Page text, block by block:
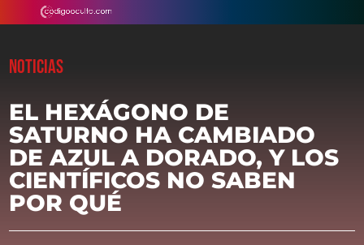
NOTICIAS
EL HEXÁGONO DE
SATURNO HA CAMBIADO
DE AZUL A DORADO, Y LOS
CIENTÍFICOS NO SABEN
POR QUÉ